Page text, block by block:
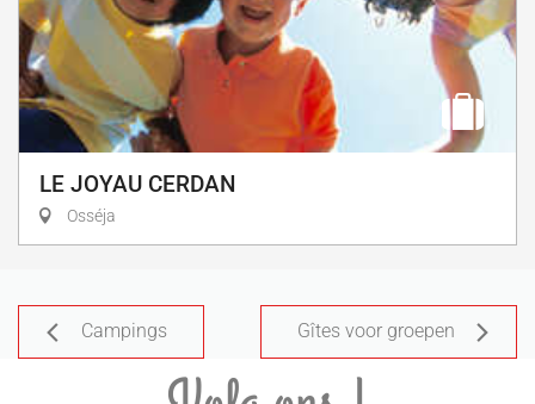
LE JOYAU CERDAN
Osséja
Campings Gîtes voor groepen